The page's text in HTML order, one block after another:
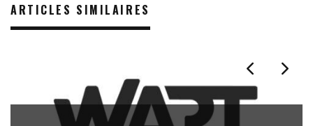
ARTICLES SIMILAIRES